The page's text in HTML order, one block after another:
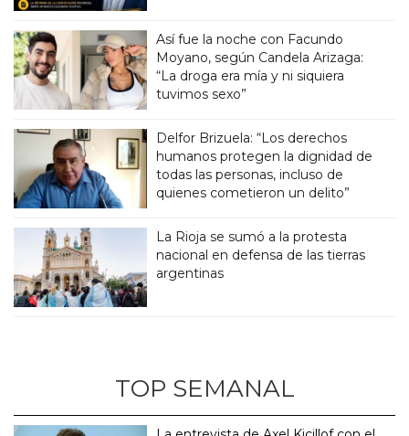
Así fue la noche con Facundo
Moyano, según Candela Arizaga:
“La droga era mía y ni siquiera
tuvimos sexo”
Delfor Brizuela: “Los derechos
humanos protegen la dignidad de
todas las personas, incluso de
quienes cometieron un delito”
La Rioja se sumó a la protesta
nacional en defensa de las tierras
argentinas
TOP SEMANAL